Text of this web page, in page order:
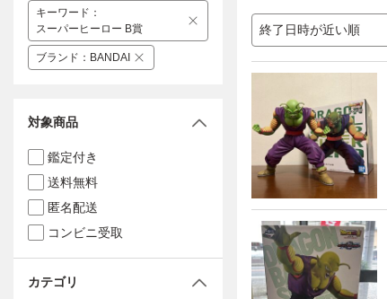
終了日時が近い順
キーワード ：
スーパーヒーロー B賞
ブランド ： BANDAI
対象商品
鑑定付き
送料無料
匿名配送
コンビニ受取
カテゴリ